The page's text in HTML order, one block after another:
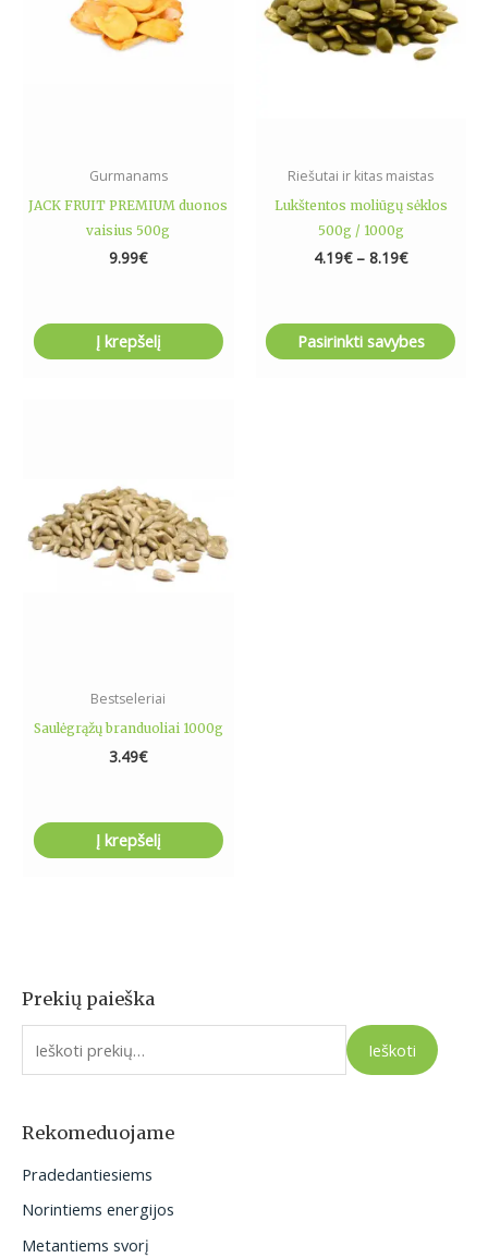
Prekių paieška
I
e
o
:
Ieškoti
Rekomeduojame
Pradedantiesiems
Norintiems energijos
Metantiems svorį
Gurmanams
JACK FRUIT PREMIUM duonos
vaisius 500g
9.99€
Į krepšelį
Riešutai ir kitas maistas
Lukštentos moliūgų sėklos
500g / 1000g
4.19€ – 8.19€
Pasirinkti savybes
The
options
may
page
Bestseleriai
Saulėgrąžų branduoliai 1000g
3.49€
Į krepšelį